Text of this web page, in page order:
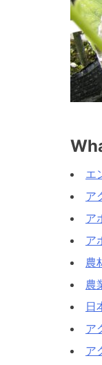
エ
ア
ア
ア
農
農
日
ア
ア